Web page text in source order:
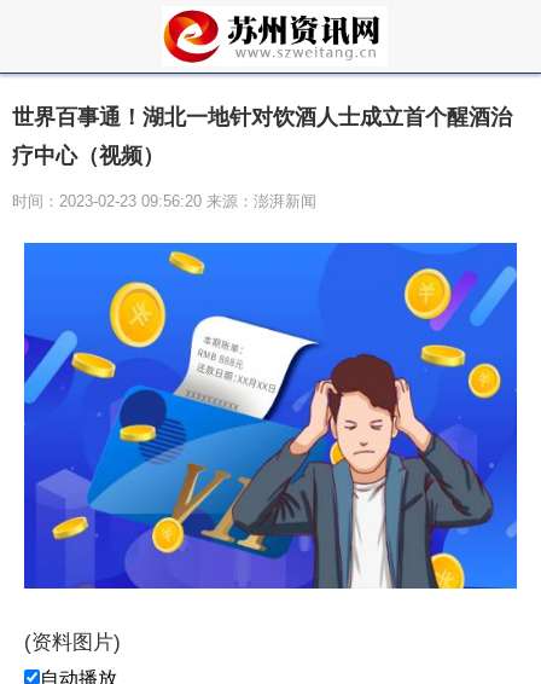
世界百事通！湖北一地针对饮酒人士成立首个醒酒治
疗中心（视频）
时间：2023-02-23 09:56:20 来源：澎湃新闻
(资料图片)
自动播放